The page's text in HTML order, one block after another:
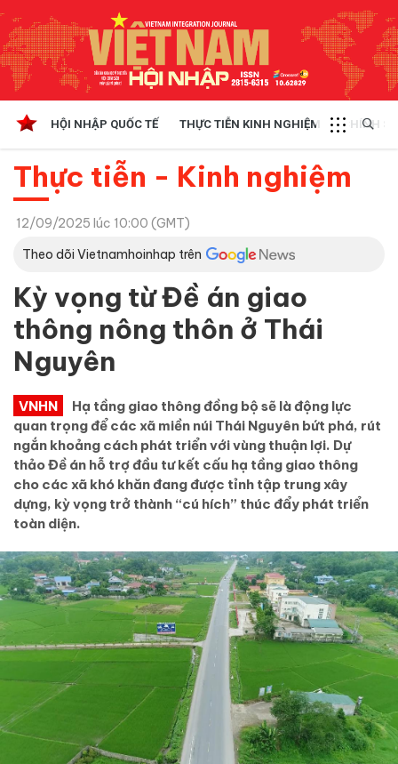
HỘI NHẬP QUỐC TẾ THỰC TIỄN KINH NGHIỆM CHÍNH
Thực tiễn - Kinh nghiệm
12/09/2025 lúc 10:00 (GMT)
Theo dõi Vietnamhoinhap trên
Kỳ vọng từ Đề án giao
thông nông thôn ở Thái
Nguyên
VNHN
Hạ tầng giao thông đồng bộ sẽ là động lực
quan trọng để các xã miền núi Thái Nguyên bứt phá, rút
ngắn khoảng cách phát triển với vùng thuận lợi. Dự
thảo Đề án hỗ trợ đầu tư kết cấu hạ tầng giao thông
cho các xã khó khăn đang được tỉnh tập trung xây
dựng, kỳ vọng trở thành “cú hích” thúc đẩy phát triển
toàn diện.